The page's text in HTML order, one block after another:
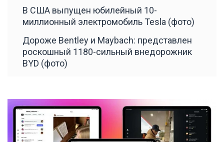
В США выпущен юбилейный 10-
миллионный электромобиль Tesla (фото)
Дороже Bentley и Maybach: представлен
роскошный 1180-сильный внедорожник
BYD (фото)